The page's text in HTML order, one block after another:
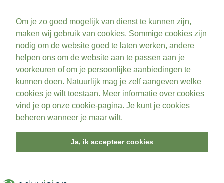
Om je zo goed mogelijk van dienst te kunnen zijn,
maken wij gebruik van cookies. Sommige cookies zijn
nodig om de website goed te laten werken, andere
helpen ons om de website aan te passen aan je
voorkeuren of om je persoonlijke aanbiedingen te
kunnen doen. Natuurlijk mag je zelf aangeven welke
cookies je wilt toestaan. Meer informatie over cookies
vind je op onze cookie-pagina. Je kunt je cookies
beheren wanneer je maar wilt.
Ja, ik accepteer cookies